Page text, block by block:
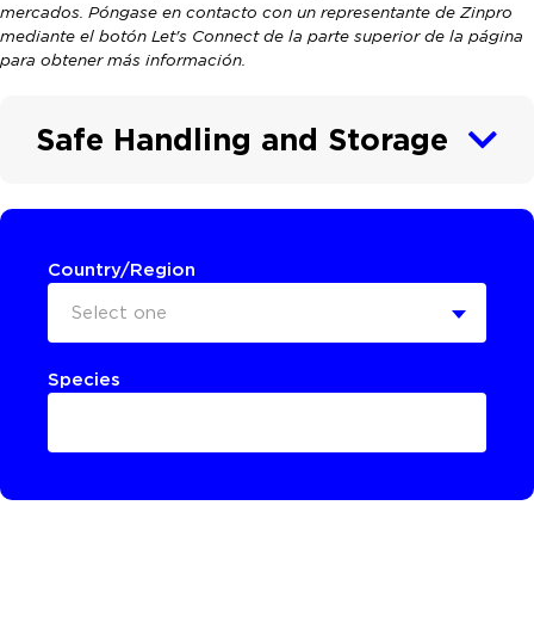
mercados. Póngase en contacto con un representante de Zinpro
mediante el botón Let's Connect de la parte superior de la página
para obtener más información.
Safe Handling and Storage
Country/Region
Select one
Species